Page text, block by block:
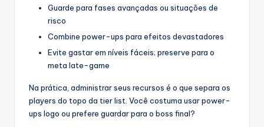
Guarde para fases avançadas ou situações de
risco
Combine power-ups para efeitos devastadores
Evite gastar em níveis fáceis; preserve para o
meta late-game
Na prática, administrar seus recursos é o que separa os
players do topo da tier list. Você costuma usar power-
ups logo ou prefere guardar para o boss final?